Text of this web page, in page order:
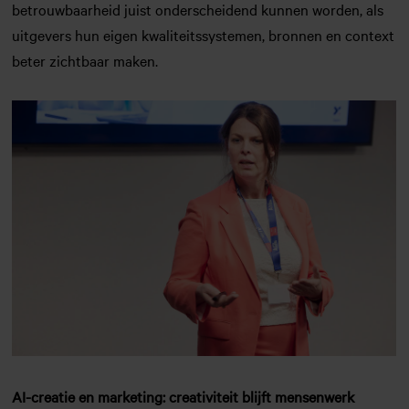
betrouwbaarheid juist onderscheidend kunnen worden, als
uitgevers hun eigen kwaliteitssystemen, bronnen en context
beter zichtbaar maken.
AI-creatie en marketing: creativiteit blijft mensenwerk